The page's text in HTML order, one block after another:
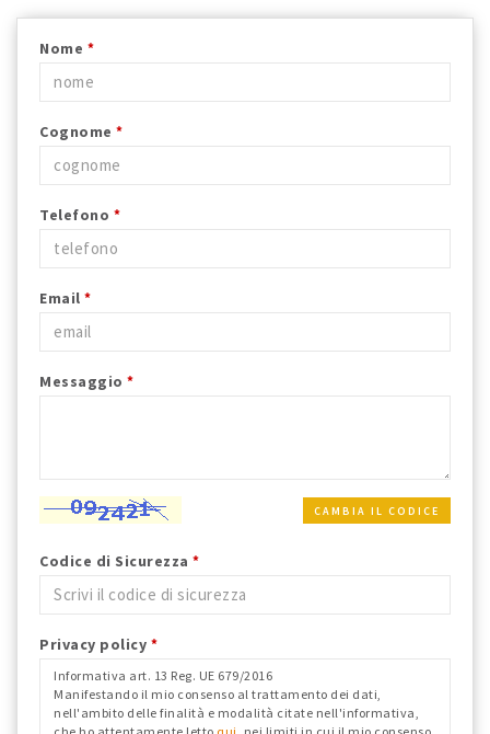
Nome *
Cognome *
Telefono *
Email *
Messaggio *
CAMBIA IL CODICE
Codice di Sicurezza *
Privacy policy *
Informativa art. 13 Reg. UE 679/2016
Manifestando il mio consenso al trattamento dei dati,
nell'ambito delle finalità e modalità citate nell'informativa,
che ho attentamente letto qui , nei limiti in cui il mio consenso